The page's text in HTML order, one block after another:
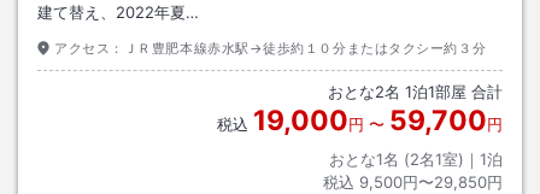
建て替え、2022年夏…
アクセス： ＪＲ豊肥本線赤水駅→徒歩約１０分またはタクシー約３分
おとな2名 1泊1部屋 合計
税込 19,000円 〜 59,700円
おとな1名 (2名1室)｜ 1泊
税込 9,500円〜29,850円